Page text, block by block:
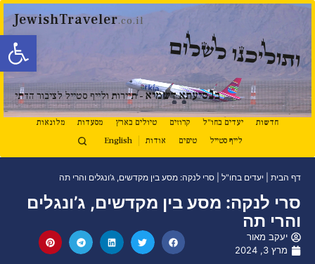
פתח
JewishTraveler.co.il
ותוליכנו לשלום
בנסיעתא דשמיא - תיירות ולייף סטייל לציבור הדתי
חדשות יעדים בחו"ל קרוזים טיולים בארץ מסעדות
מלונאות
לייף סטייל
טיפים אודות English
דף הבית יעדים בחו"ל סרי לנקה: מסע בין מקדשים, ג’ונגלים והרי תה
סרי לנקה: מסע בין מקדשים, ג’ונגלים
והרי תה
יעקב מאור
מרץ 3, 2024